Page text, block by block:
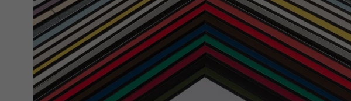
Zurück